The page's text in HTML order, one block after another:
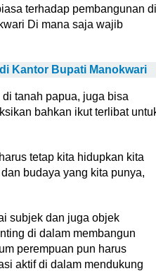
terhadap pembangunan di
Di mana saja wajib
Kantor Bupati Manokwari
tanah papua, juga bisa
bahkan ikut terlibat
tetap kita hidupkan kita
budaya yang kita punya,
subjek dan juga objek
di dalam membangun
perempuan pun harus
aktif di dalam mendukung